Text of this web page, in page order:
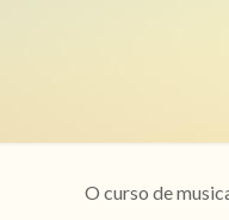
O curso de